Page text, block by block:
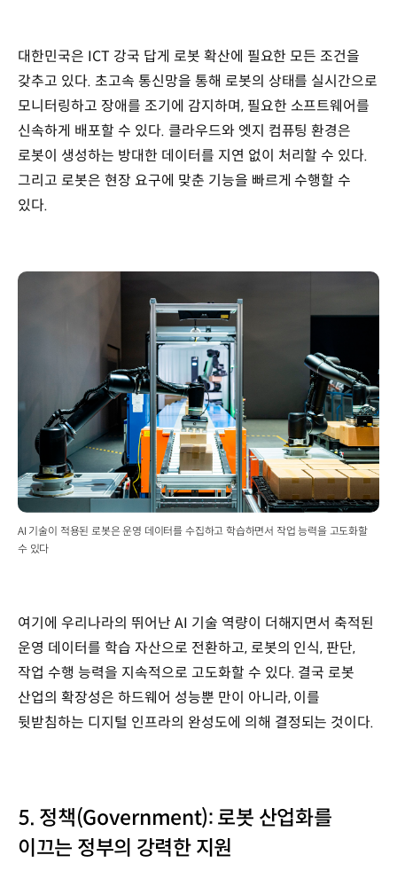
대한민국은 ICT 강국 답게 로봇 확산에 필요한 모든 조건을
갖추고 있다. 초고속 통신망을 통해 로봇의 상태를 실시간으로
모니터링하고 장애를 조기에 감지하며, 필요한 소프트웨어를
신속하게 배포할 수 있다. 클라우드와 엣지 컴퓨팅 환경은
로봇이 생성하는 방대한 데이터를 지연 없이 처리할 수 있다.
그리고 로봇은 현장 요구에 맞춘 기능을 빠르게 수행할 수
있다.
AI 기술이 적용된 로봇은 운영 데이터를 수집하고 학습하면서 작업 능력을 고도화할
수 있다
여기에 우리나라의 뛰어난 AI 기술 역량이 더해지면서 축적된
운영 데이터를 학습 자산으로 전환하고, 로봇의 인식, 판단,
작업 수행 능력을 지속적으로 고도화할 수 있다. 결국 로봇
산업의 확장성은 하드웨어 성능뿐 만이 아니라, 이를
뒷받침하는 디지털 인프라의 완성도에 의해 결정되는 것이다.
5. 정책(Government): 로봇 산업화를
이끄는 정부의 강력한 지원